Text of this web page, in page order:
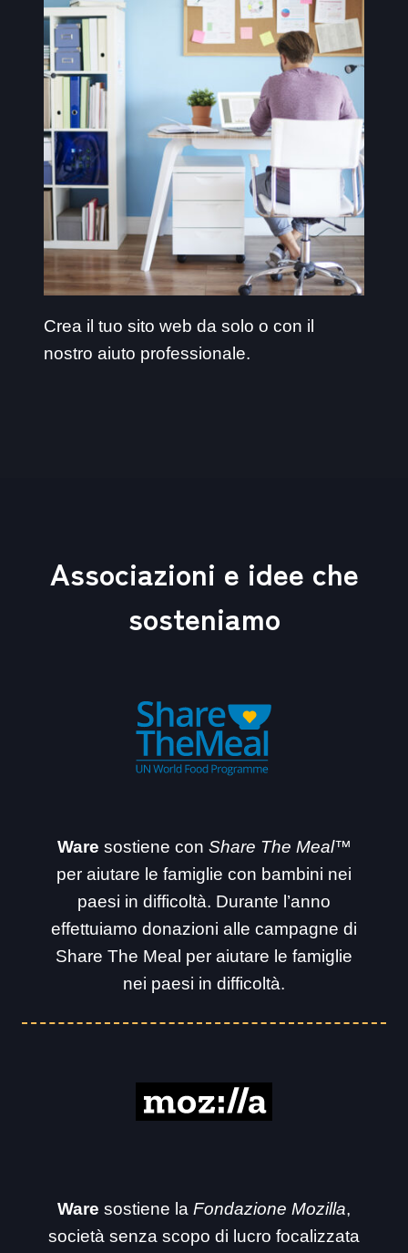
Crea il tuo sito web da solo o con il
nostro aiuto professionale.
Associazioni e idee che
sosteniamo
Ware sostiene con Share The Meal™
per aiutare le famiglie con bambini nei
paesi in difficoltà. Durante l’anno
effettuiamo donazioni alle campagne di
Share The Meal per aiutare le famiglie
nei paesi in difficoltà.
Ware sostiene la Fondazione Mozilla,
società senza scopo di lucro focalizzata